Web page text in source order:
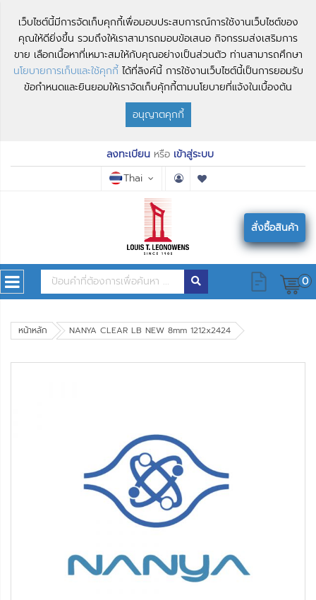
เว็บไซต์นี้มีการจัดเก็บคุกกี้เพื่อมอบประสบการณ์การใช้งานเว็บไซต์ของ
คุณให้ดียิ่งขึ้น รวมถึงให้เราสามารถมอบข้อเสนอ กิจกรรมส่งเสริมการ
ขาย เลือกเนื้อหาที่เหมาะสมให้กับคุณอย่างเป็นส่วนตัว ท่านสามารถศึกษา
นโยบายการเก็บและใช้คุกกี้ ได้ที่ลิงค์นี้ การใช้งานเว็บไซต์นี้เป็นการยอมรับ
ข้อกำหนดและยินยอมให้เราจัดเก็บคุ้กกี้ตามนโยบายที่แจ้งในเบื้องต้น
อนุญาตคุกกี้
ลงทะเบียนหรือ เข้าสู่ระบบ
Thai
สั่งซื้อสินค้า
0
หน้าหลัก NANYA CLEAR LB NEW 8mm 1212x2424